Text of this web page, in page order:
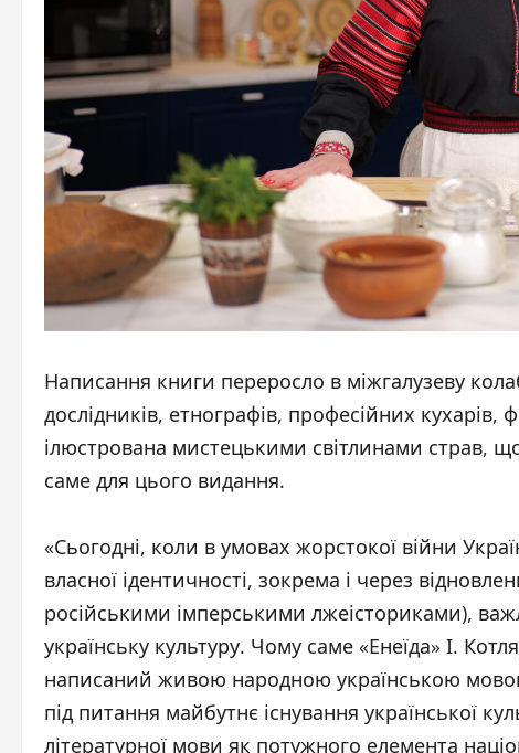
Написання книги переросло в міжгалузеву
дослідників, етнографів, професійних
ілюстрована мистецькими світлинами страв,
саме для цього видання.
«Сьогодні, коли в умовах жорстокої війни
власної ідентичності, зокрема і через
російськими імперськими лжеісториками),
українську культуру. Чому саме «Енеїда» І.
написаний живою народною українською
під питання майбутнє існування української
літературної мови як потужного елемента